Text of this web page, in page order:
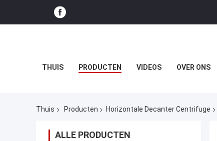
THUIS PRODUCTEN VIDEOS OVER ONS
Thuis Producten Horizontale Decanter Centrifuge
ALLE PRODUCTEN